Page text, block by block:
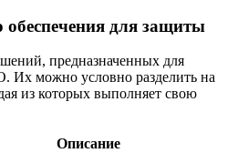
для защиты
предназначенных для
Их можно условно разделить на
из которых выполняет свою
Описание